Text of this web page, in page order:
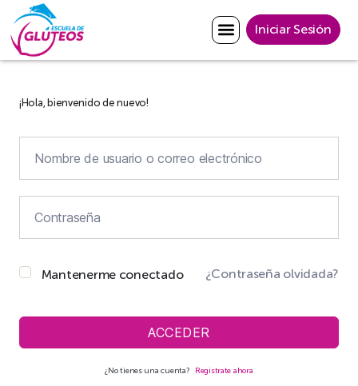
Iniciar Sesión
¡Hola, bienvenido de nuevo!
Mantenerme conectado ¿Contraseña olvidada?
ACCEDER
¿No tienes una cuenta? Regístrate ahora